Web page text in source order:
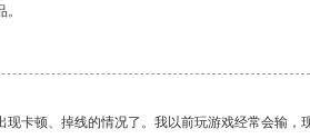
卡顿、掉线的情况了。我以前玩游戏经常会输，